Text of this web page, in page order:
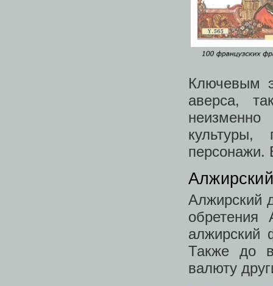
Ключевым
аверса,
неизменно
персонажи.
Алжирский
алжирский
Также до
валюту